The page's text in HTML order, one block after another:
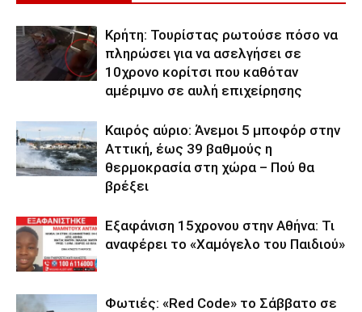
Κρήτη: Τουρίστας ρωτούσε πόσο να
πληρώσει για να ασελγήσει σε
10χρονο κορίτσι που καθόταν
αμέριμνο σε αυλή επιχείρησης
Καιρός αύριο: Άνεμοι 5 μποφόρ στην
Αττική, έως 39 βαθμούς η
θερμοκρασία στη χώρα – Πού θα
βρέξει
Εξαφάνιση 15χρονου στην Αθήνα: Τι
αναφέρει το «Χαμόγελο του Παιδιού»
Φωτιές: «Red Code» το Σάββατο σε